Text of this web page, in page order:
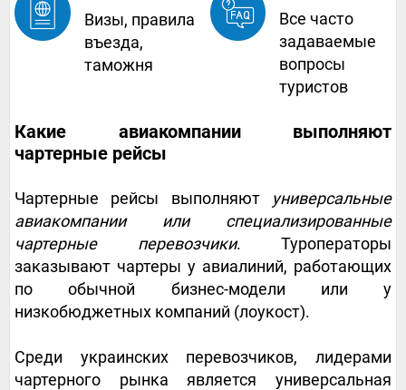
Визы, правила
въезда,
таможня
Все часто
задаваемые
вопросы
туристов
Какие авиакомпании выполняют
чартерные рейсы
Чартерные рейсы выполняют универсальные
авиакомпании или специализированные
чартерные перевозчики. Туроператоры
заказывают чартеры у авиалиний, работающих
по обычной бизнес-модели или у
низкобюджетных компаний (лоукост).
Среди украинских перевозчиков, лидерами
чартерного рынка является универсальная